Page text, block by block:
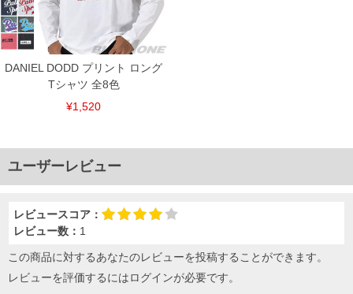
DANIEL DODD プリント ロング
Tシャツ 全8色
¥1,520
ユーザーレビュー
レビュースコア：
レビュー数： 1
この商品に対するあなたのレビューを投稿することができます。
レビューを評価するにはログインが必要です。